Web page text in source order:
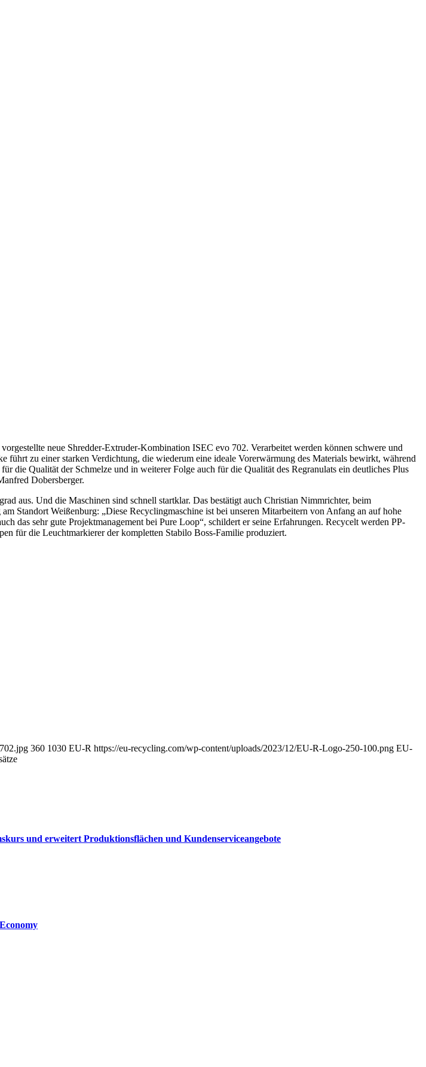
neue Shredder-Extruder-Kombination ISEC evo 702. Verarbeitet werden können schwere und
zu einer starken Verdichtung, die wiederum eine ideale Vorerwärmung des Materials bewirkt, während
die Qualität der Schmelze und in weiterer Folge auch für die Qualität des Regranulats ein deutliches Plus
Dobersberger.
aus. Und die Maschinen sind schnell startklar. Das bestätigt auch Christian Nimmrichter, beim
Standort Weißenburg: „Diese Recyclingmaschine ist bei unseren Mitarbeitern von Anfang an auf hohe
das sehr gute Projektmanagement bei Pure Loop“, schildert er seine Erfahrungen. Recycelt werden PP-
für die Leuchtmarkierer der kompletten Stabilo Boss-Familie produziert.
360 1030 EU-R https://eu-recycling.com/wp-content/uploads/2023/12/EU-R-Logo-250-100.png EU-
und erweitert Produktionsflächen und Kunden­serviceangebote